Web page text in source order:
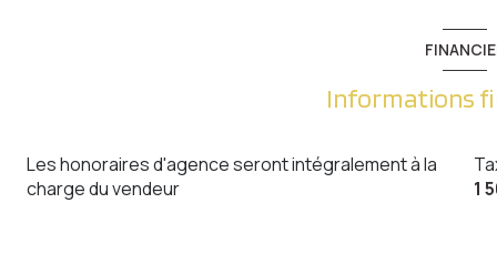
Informations
Les honoraires d'agence seront intégralement à la
charge du vendeur
1